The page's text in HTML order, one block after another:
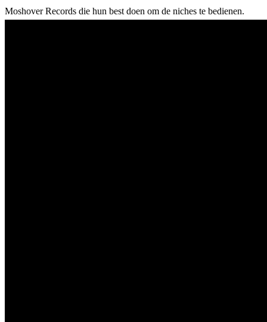
Moshover Records die hun best doen om de niches te bedienen.